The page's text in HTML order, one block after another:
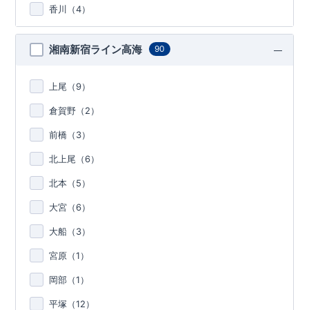
香川（4）
湘南新宿ライン高海 90
上尾（9）
倉賀野（2）
前橋（3）
北上尾（6）
北本（5）
大宮（6）
大船（3）
宮原（1）
岡部（1）
平塚（12）